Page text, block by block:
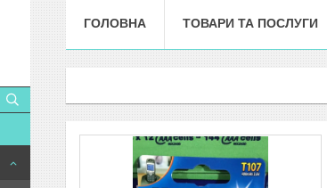
ГОЛОВНА ТОВАРИ ТА ПОСЛУГИ